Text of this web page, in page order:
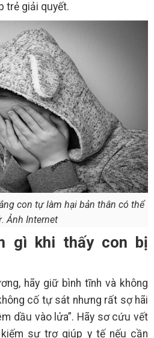
trẻ giải quyết.
con tự làm hại bản thân có thể
Ảnh Internet
gì khi thấy con bị
hãy giữ bình tĩnh và không
cố tự sát nhưng rất sợ hãi
dầu vào lửa”. Hãy sơ cứu vết
sự trợ giúp y tế nếu cần